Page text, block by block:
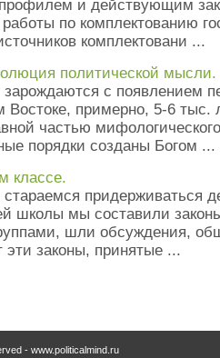
профилем и действующим
по комплектованию
комплектовани ...
политической
с появлением
примерно, 5-6 тыс.
частью
порядки созданы Богом ...
классе.
придерживаться
школы мы составили
шли обсуждения,
эти законы, принятые ...
- www.politicalmind.ru